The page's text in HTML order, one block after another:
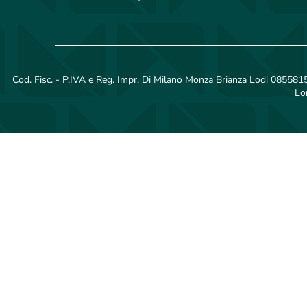
Cod. Fisc. - P.IVA e Reg. Impr. Di Milano Monza Brianza Lodi